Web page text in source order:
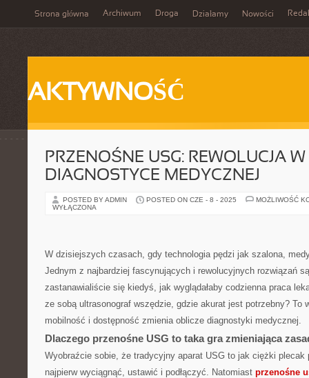
Strona główna Archiwum Droga Działamy Nowości
AKTYWNOŚĆ
PRZENOŚNE USG: REWOLUCJA W
DIAGNOSTYCE MEDYCZNEJ
POSTED BY ADMIN POSTED ON CZE - 8 - 2025
MOŻLIWOŚĆ
WYŁĄCZONA
W dzisiejszych czasach, gdy technologia pędzi jak szalona,
Jednym z najbardziej fascynujących i rewolucyjnych rozwiązań
zastanawialiście się kiedyś, jak wyglądałaby codzienna praca
ze sobą ultrasonograf wszędzie, gdzie akurat jest potrzebny? To
mobilność i dostępność zmienia oblicze diagnostyki medycznej.
Dlaczego przenośne USG to taka gra zmieniająca
Wyobraźcie sobie, że tradycyjny aparat USG to jak ciężki plecak
najpierw wyciągnąć, ustawić i podłączyć. Natomiast przenośne